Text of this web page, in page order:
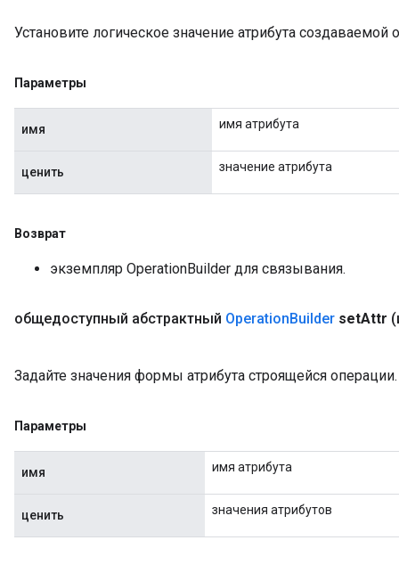
Установите логическое значение атрибута создаваемой
Параметры
имя имя атрибута
ценить значение атрибута
Возврат
экземпляр OperationBuilder для связывания.
общедоступный абстрактный OperationBuilder setAttr
Задайте значения формы атрибута строящейся операции.
Параметры
имя имя атрибута
ценить значения атрибутов